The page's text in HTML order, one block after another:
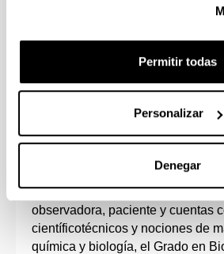
Permitir todas
Personalizar
Denegar
La formación obtenida te
en el ámbito empresarial e
Perfil de ingreso
Si tienes vocación investigadora,
trabajo en el laboratorio, eres una
observadora, paciente y cuentas
científicotécnicos y nociones de
química y biología, el Grado en